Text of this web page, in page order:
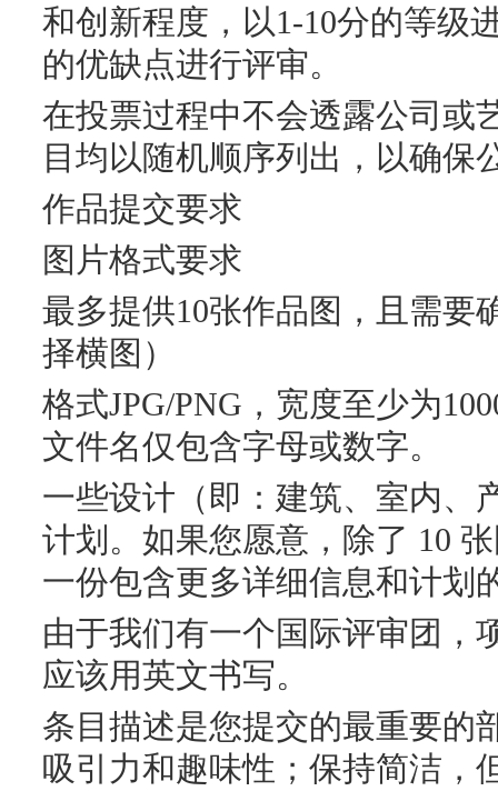
和创新程度，以1-10分的等级
的优缺点进行评审。
在投票过程中不会透露公司或
目均以随机顺序列出，以确保
作品提交要求
图片格式要求
最多提供10张作品图，且需要
择横图）
格式JPG/PNG，宽度至少为
文件名仅包含字母或数字。
一些设计（即：建筑、室内、
计划。如果您愿意，除了 10
一份包含更多详细信息和计划
由于我们有一个国际评审团，
应该用英文书写。
条目描述是您提交的最重要的
吸引力和趣味性；保持简洁，